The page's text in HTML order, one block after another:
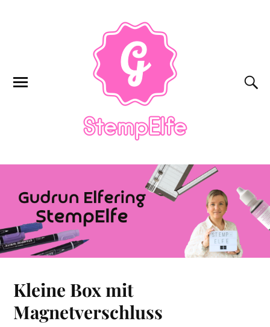
Kleine Box mit
Magnetverschluss